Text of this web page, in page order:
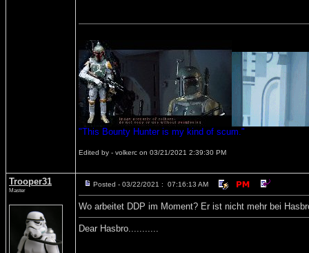
"This Bounty Hunter is my kind of scum."
Edited by - volkerc on 03/21/2021 2:39:30 PM
Trooper31
Master
Posted - 03/22/2021 : 07:16:13 AM
Wo arbeitet DDP im Moment? Er ist nicht mehr bei
Dear Hasbro...........